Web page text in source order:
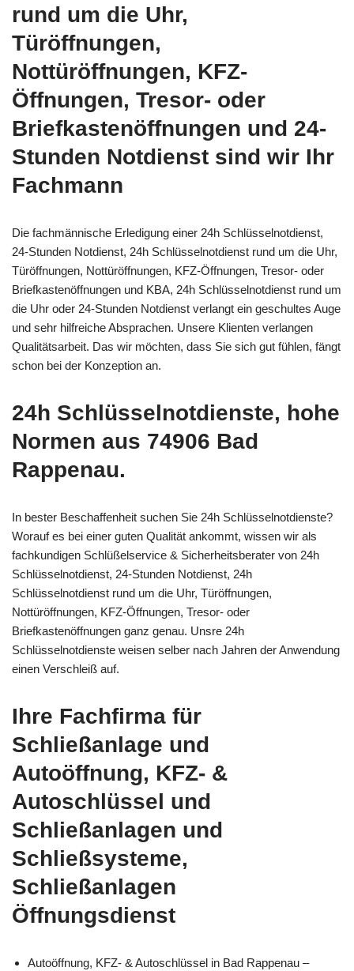
rund um die Uhr,
Türöffnungen,
Nottüröffnungen, KFZ-
Öffnungen, Tresor- oder
Briefkastenöffnungen und 24-
Stunden Notdienst sind wir Ihr
Fachmann
Die fachmännische Erledigung einer 24h Schlüsselnotdienst,
24-Stunden Notdienst, 24h Schlüsselnotdienst rund um die Uhr,
Türöffnungen, Nottüröffnungen, KFZ-Öffnungen, Tresor- oder
Briefkastenöffnungen und KBA, 24h Schlüsselnotdienst rund um
die Uhr oder 24-Stunden Notdienst verlangt ein geschultes Auge
und sehr hilfreiche Absprachen. Unsere Klienten verlangen
Qualitätsarbeit. Das wir möchten, dass Sie sich gut fühlen, fängt
schon bei der Konzeption an.
24h Schlüsselnotdienste, hohe
Normen aus 74906 Bad
Rappenau.
In bester Beschaffenheit suchen Sie 24h Schlüsselnotdienste?
Worauf es bei einer guten Qualität ankommt, wissen wir als
fachkundigen Schlüßelservice & Sicherheitsberater von 24h
Schlüsselnotdienst, 24-Stunden Notdienst, 24h
Schlüsselnotdienst rund um die Uhr, Türöffnungen,
Nottüröffnungen, KFZ-Öffnungen, Tresor- oder
Briefkastenöffnungen ganz genau. Unsre 24h
Schlüsselnotdienste weisen selber nach Jahren der Anwendung
einen Verschleiß auf.
Ihre Fachfirma für
Schließanlage und
Autoöffnung, KFZ- &
Autoschlüssel und
Schließanlagen und
Schließsysteme,
Schließanlagen
Öffnungsdienst
Autoöffnung, KFZ- & Autoschlüssel in Bad Rappenau –